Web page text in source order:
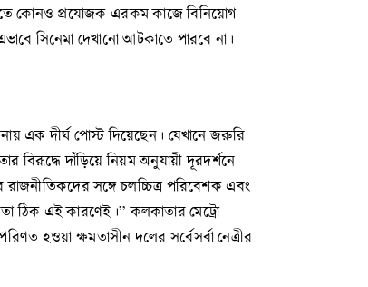
কোনও প্রযোজক এরকম কাজে বিনিয়োগ
সিনেমা দেখানো আটকাতে পারবে না।
এক দীর্ঘ পোস্ট দিয়েছেন। যেখানে জরুরি
বিরূদ্ধে দাঁড়িয়ে নিয়ম অনুযায়ী দূরদর্শনে
রাজনীতিকদের সঙ্গে চলচ্চিত্র পরিবেশক এবং
ঠিক এই কারণেই।” কলকাতার মেট্রো
হওয়া ক্ষমতাসীন দলের সর্বেসর্বা নেত্রীর